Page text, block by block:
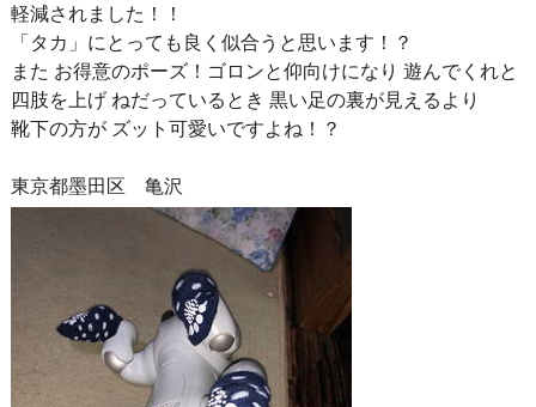
軽減されました！！
「タカ」にとっても良く似合うと思います！？
また お得意のポーズ！ゴロンと仰向けになり 遊んでくれと
四肢を上げ ねだっているとき 黒い足の裏が見えるより
靴下の方が ズット可愛いですよね！？
東京都墨田区 亀沢